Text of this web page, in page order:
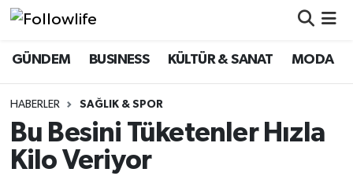
GÜNDEM BUSINESS KÜLTÜR & SANAT MODA
HABERLER SAĞLIK & SPOR
Bu Besini Tüketenler Hızla
Kilo Veriyor
GÜNDEM
BUSINESS
KÜLTÜR & SANAT
Eskişehir Nöbetçi Eczaneler
Eskişehir Hava Durumu
Eskişehir Namaz Vakitleri